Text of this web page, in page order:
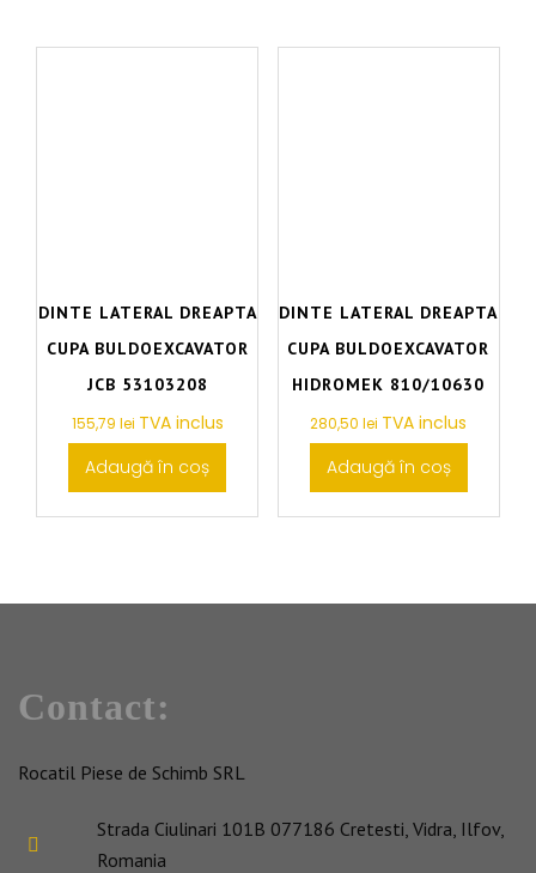
DINTE LATERAL DREAPTA
CUPA BULDOEXCAVATOR
JCB 53103208
155,79 lei TVA inclus
Adaugă în coș
DINTE LATERAL DREAPTA
CUPA BULDOEXCAVATOR
HIDROMEK 810/10630
280,50lei TVA inclus
Adaugă în coș
Contact:
Rocatil Piese de Schimb SRL
Strada Ciulinari 101B 077186 Cretesti, Vidra, Ilfov,
Romania